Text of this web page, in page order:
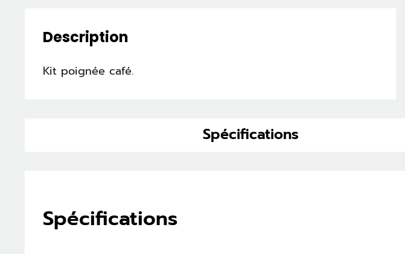
Description
Kit poignée café.
Spécifications
Spécifications